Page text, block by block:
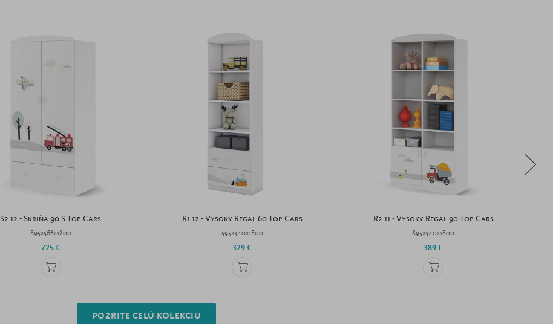
S2.12 - Skriňa 90 S Top Cars
895x566x1800
725 €
R1.12 - Vysoký Regál 60 Top Cars
595x340x1800
329 €
R2.11 - Vysoký Regál 90 Top Cars
895x340x1800
389 €
POZRITE CELÚ KOLEKCIU